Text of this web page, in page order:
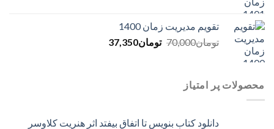
تومان140,000.
تقویم مدیریت زمان 1400
تومان70,000
Original
تومان37,350
Current
محصولات پر امتیاز
دانلود کتاب بنویس تا اتفاق بیفتد اثر هنریت کلاوسر